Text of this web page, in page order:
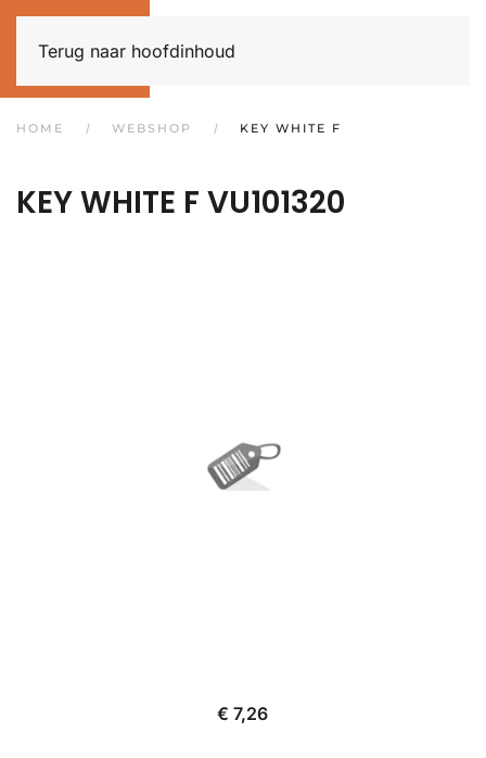
Terug naar hoofdinhoud
HOME WEBSHOP KEY WHITE F
KEY WHITE F VU101320
€ 7,26